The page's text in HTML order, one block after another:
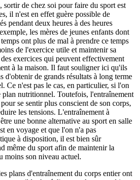
sortir de chez soi pour faire du sport est
il n'est en effet guère possible de
pendant deux heures à des heures
les mères de jeunes enfants dont
ont plus de mal à prendre ce temps
de l'exercice utile et maintenir sa
exercices qui peuvent effectivement
à la maison. Il faut souligner ici qu'ils
d'obtenir de grands résultats à long terme
Ce n'est pas le cas, en particulier, si l'on
nutritionnel. Toutefois, l'entraînement
se sentir plus conscient de son corps,
les tensions. L'entraînement à
une bonne alternative au sport en salle
en voyage et que l'on n'a pas
à disposition, il est bien sûr
même du sport afin de maintenir la
moins son niveau actuel.
plans d'entraînement du corps entier ont